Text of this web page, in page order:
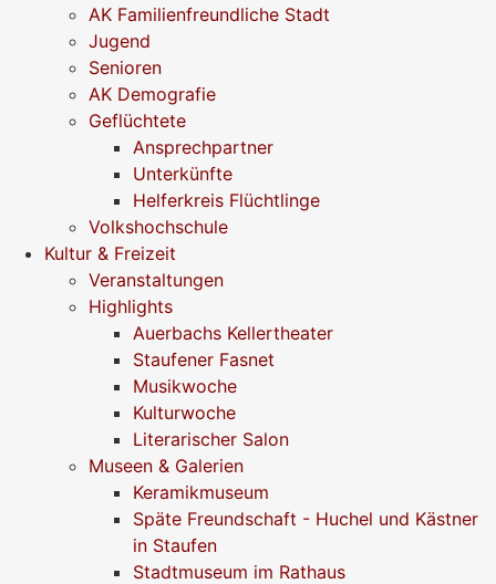
AK Familienfreundliche Stadt
Jugend
Senioren
AK Demografie
Geflüchtete
Ansprechpartner
Unterkünfte
Helferkreis Flüchtlinge
Volkshochschule
Kultur & Freizeit
Veranstaltungen
Highlights
Auerbachs Kellertheater
Staufener Fasnet
Musikwoche
Kulturwoche
Literarischer Salon
Museen & Galerien
Keramikmuseum
Späte Freundschaft - Huchel und Kästner
in Staufen
Stadtmuseum im Rathaus